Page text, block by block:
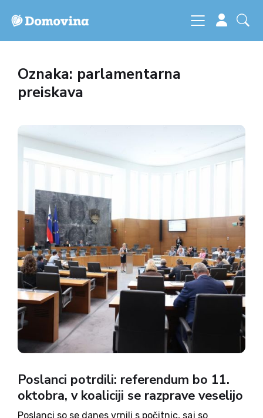
Oznaka: parlamentarna
preiskava
Poslanci potrdili: referendum bo 11.
oktobra, v koaliciji se razprave veselijo
Poslanci so se danes vrnili s počitnic, saj so